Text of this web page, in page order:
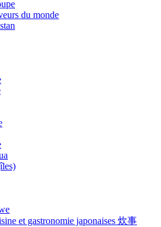
du monde
et gastronomie japonaises 炊事